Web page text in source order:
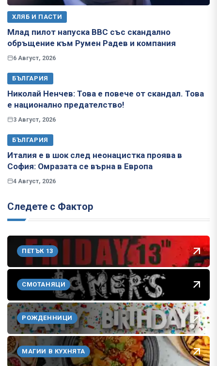
ХЛЯБ И ПАСТИ
Млад пилот напуска ВВС със скандално
обръщение към Румен Радев и компания
6 Август, 2026
БЪЛГАРИЯ
Николай Ненчев: Това е повече от скандал. Това
е национално предателство!
3 Август, 2026
БЪЛГАРИЯ
Италия е в шок след неонацистка проява в
София: Омразата се върна в Европа
4 Август, 2026
Следете с Фактор
ПЕТЪК 13
СМОТАНЯЦИ
РОЖДЕННИЦИ
МАГИИ В КУХНЯТА